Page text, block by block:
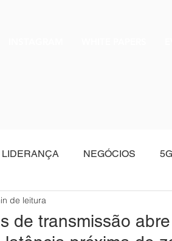
LIDERANÇA NEGÓCIOS 5G
de transmissão
de leitura